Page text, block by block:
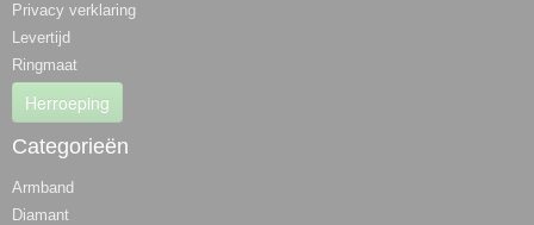
Privacy verklaring
Levertijd
Ringmaat
Herroeping
Categorieën
Armband
Diamant